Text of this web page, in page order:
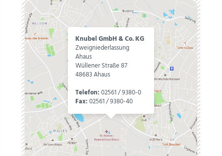
Knubel GmbH & Co. KG
Zweigniederlassung
Ahaus
Wüllener Straße 87
48683 Ahaus
Telefon:02561 / 9380-0
Fax:02561 / 9380-40